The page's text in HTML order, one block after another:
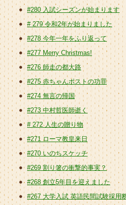
#280 入試シーズンが始まります
# 279 令和2年が始まりました
#278 今年一年をふり返って
#277 Merry Christmas!
#276 師走の都大路
#275 赤ちゃんポストの功罪
#274 無言の帰国
#273 中村哲医師逝く
# 272 人生の贈り物
#271 ローマ教皇来日
#270 いのちスケッチ
#269 割り箸の衝撃的事実？
#268 創立5年目を迎えました
#267 大学入試 英語民間試験採用